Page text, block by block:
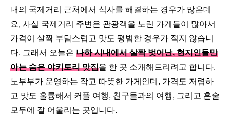
내의 국제거리 근처에서 식사를 해결하는 경우가 많은데
요, 사실 국제거리 주변은 관광객을 노린 가게들이 많아서
가격이 살짝 부담스럽고 맛도 평범한 경우가 적지 않습니
다. 그래서 오늘은 나하 시내에서 살짝 벗어난, 현지인들만
아는 숨은 야키토리 맛집을 한 곳 소개해드리려고 합니다.
노부부가 운영하는 작고 따뜻한 가게인데, 가격도 저렴하
고 맛도 훌륭해서 커플 여행, 친구들과의 여행, 그리고 혼술
모두에 잘 어울리는 곳입니다.